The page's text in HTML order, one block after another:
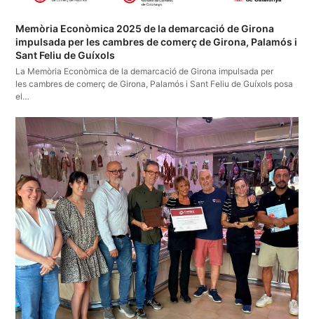
Memòria Econòmica 2025 de la demarcació de Girona
impulsada per les cambres de comerç de Girona, Palamós i
Sant Feliu de Guíxols
La Memòria Econòmica de la demarcació de Girona impulsada per
les cambres de comerç de Girona, Palamós i Sant Feliu de Guíxols posa
el…